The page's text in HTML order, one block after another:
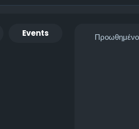
Events Προωθημένο